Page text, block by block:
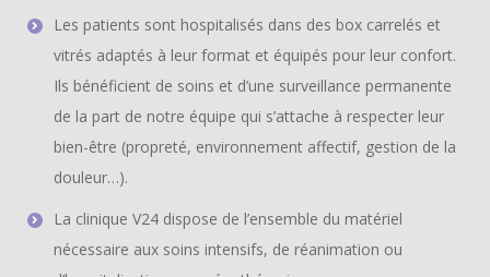
Les patients sont hospitalisés dans des box carrelés et
vitrés adaptés à leur format et équipés pour leur confort.
Ils bénéficient de soins et d’une surveillance permanente
de la part de notre équipe qui s’attache à respecter leur
bien-être (propreté, environnement affectif, gestion de la
douleur…).
La clinique V24 dispose de l’ensemble du matériel
nécessaire aux soins intensifs, de réanimation ou